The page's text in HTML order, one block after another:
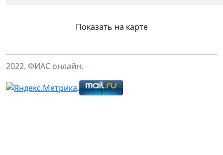
Показать на карте
2022. ФИАС онлайн.